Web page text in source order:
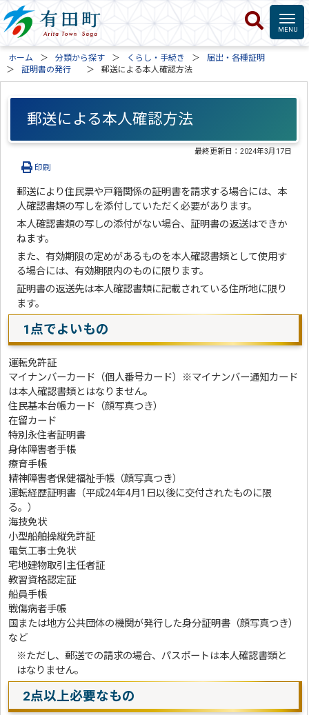
ホーム 分類から探す くらし・手続き
届出・各種証明
証明書の発行
郵送による本人確認方法
郵送による本人確認方法
最終更新日：2024年3月17日
印刷
郵送により住民票や戸籍関係の証明書を請求する場合には、本
人確認書類の写しを添付していただく必要があります。
本人確認書類の写しの添付がない場合、証明書の返送はできか
ねます。
また、有効期限の定めがあるものを本人確認書類として使用す
る場合には、有効期限内のものに限ります。
証明書の返送先は本人確認書類に記載されている住所地に限り
ます。
1点でよいもの
運転免許証
マイナンバーカード（個人番号カード）※マイナンバー通知カード
は本人確認書類とはなりません。
住民基本台帳カード（顔写真つき）
在留カード
特別永住者証明書
身体障害者手帳
療育手帳
精神障害者保健福祉手帳（顔写真つき）
運転経歴証明書（平成24年4月1日以後に交付されたものに限
る。）
海技免状
小型船舶操縦免許証
電気工事士免状
宅地建物取引主任者証
教習資格認定証
船員手帳
戦傷病者手帳
国または地方公共団体の機関が発行した身分証明書（顔写真つき）
など
※ただし、郵送での請求の場合、パスポートは本人確認書類と
はなりません。
2点以上必要なもの